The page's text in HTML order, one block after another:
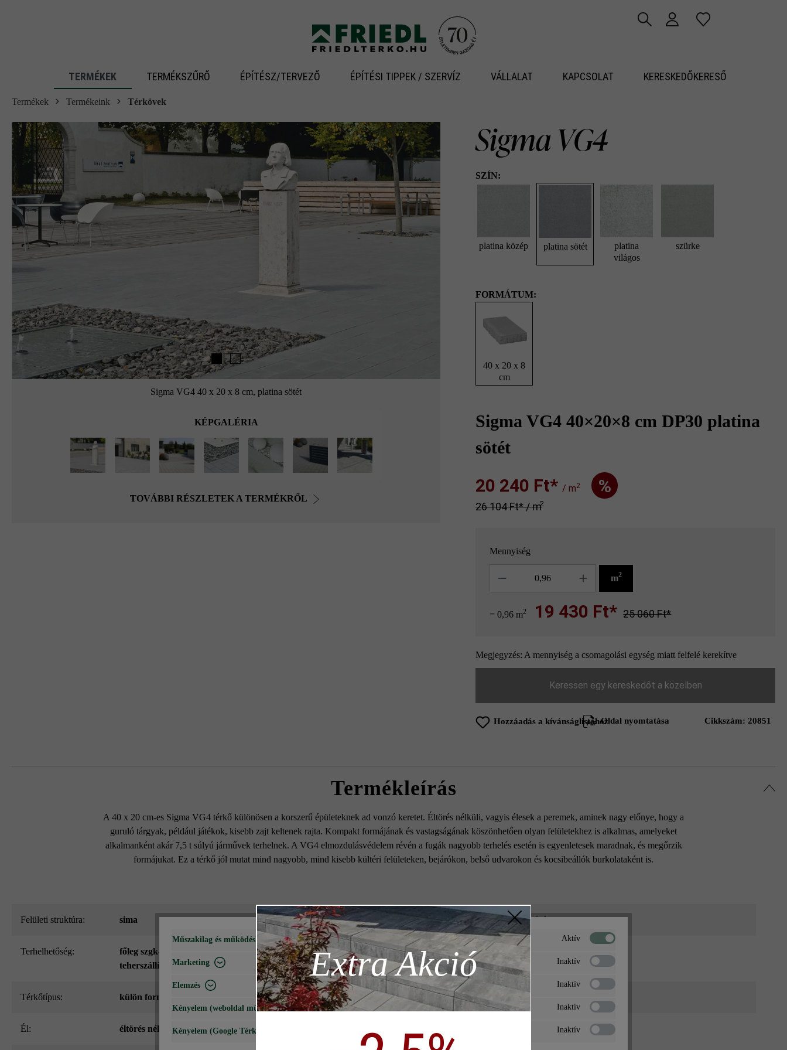
TERMÉKEK TERMÉKSZŰRŐ ÉPÍTÉSZ/TERVEZŐ ÉPÍTÉSI TIPPEK / SZERVÍZ VÁLLALAT KAPCSOLAT KERESKEDŐKERESŐ
Termékek Termékeink Térkövek
Sigma VG4 40 x 20 x 8 cm, platina sötét
KÉPGALÉRIA
TOVÁBBI RÉSZLETEK A TERMÉKRŐL
Sigma VG4
SZÍN:
platina közép platina sötét
platina
világos
szürke
FORMÁTUM:
40 x 20 x 8
cm
Sigma VG4 40×20×8 cm DP30 platina
sötét
20 240 Ft‎‎‎*/ m2 %
26 104 Ft‎‎‎* / m2
Mennyiség
m2
= 0,96 m2 19 430 Ft* 25 060 Ft*
Megjegyzés: A mennyiség a csomagolási egység miatt felfelé kerekítve
Keressen egy kereskedőt a közelben
Hozzáadás a kívánságlistáhozOldal nyomtatása Cikkszám: 20851
Termékleírás
A 40 x 20 cm-es Sigma VG4 térkő különösen a korszerű épületeknek ad vonzó keretet. Éltörés nélküli, vagyis élesek a peremek, aminek nagy előnye, hogy a
guruló tárgyak, például játékok, kisebb zajt keltenek rajta. Kompakt formájának és vastagságának köszönhetően olyan felületekhez is alkalmas, amelyeket
alkalmanként akár 7,5 t súlyú járművek terhelnek. A VG4 elmozdulásvédelem révén a fugák nagyobb terhelés esetén is egyenletesek maradnak, és megőrzik
formájukat. Ez a térkő jól mutat mind nagyobb, mind kisebb kültéri felületeken, bejárókon, belső udvarokon és kocsibeállók burkolataként is.
Felületi struktúra: sima Szín: platina sötét
Terhelhetőség:
főleg szgk-forgalomra és alkalmankénti
teherszállításra 7,5 t-ig
Terméktípus:
Térkőtípus: külön formátum Rendeltetés:
él: éltörés nélkül (éles peremmel) Duoprotect DP30-al impregnált
Műszakilag és működéshez szükséges Aktív
Marketing Inaktív
Elemzés Inaktív
Kényelem (weboldal működése) Inaktív
Kényelem (Google Térkép) Inaktív
Extra Akció